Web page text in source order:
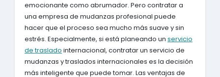
emocionante como abrumador. Pero contratar a
una empresa de mudanzas profesional puede
hacer que el proceso sea mucho más suave y sin
estrés. Especialmente, si está planeando un servicio
de traslado internacional, contratar un servicio de
mudanzas y traslados internacionales es la decisión
más inteligente que puede tomar. Las ventajas de